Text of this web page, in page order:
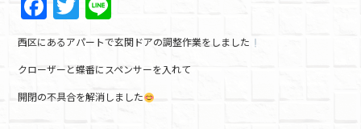
a
c
e
b
w
itt
er
n
e
西区にあるアパートで玄関ドアの調整作業をしました
クローザーと蝶番にスペンサーを入れて
開閉の不具合を解消しました